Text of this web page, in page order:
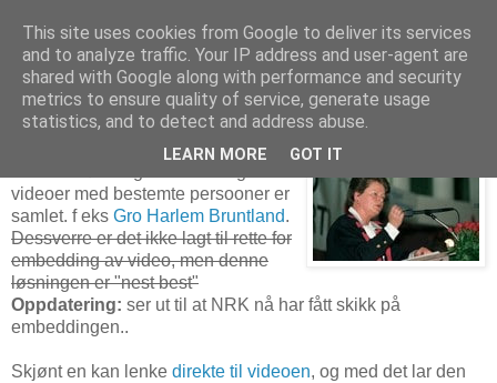
18. august 2010
NRK-skole ut av betafasen
videoer med bestemte persooner er
samlet. f eks Gro Harlem Bruntland.
Dessverre er det ikke lagt til rette for
embedding av video, men denne
løsningen er "nest best"
Oppdatering: ser ut til at NRK nå har fått skikk på
embeddingen..
Skjønt en kan lenke direkte til videoen, og med det lar den
This site uses cookies from Google to deliver its services
and to analyze traffic. Your IP address and user-agent are
shared with Google along with performance and security
metrics to ensure quality of service, generate usage
statistics, and to detect and address abuse.
LEARN MORE GOT IT